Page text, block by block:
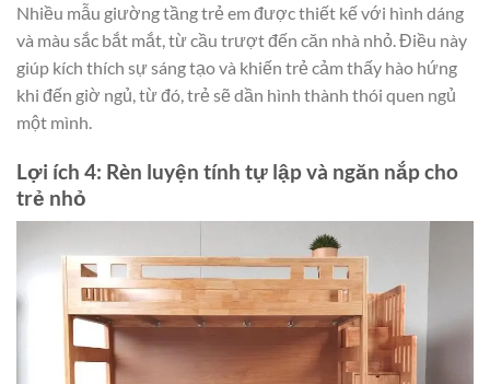
Nhiều mẫu giường tầng trẻ em được thiết kế với hình dáng
và màu sắc bắt mắt, từ cầu trượt đến căn nhà nhỏ. Điều này
giúp kích thích sự sáng tạo và khiến trẻ cảm thấy hào hứng
khi đến giờ ngủ, từ đó, trẻ sẽ dần hình thành thói quen ngủ
một mình.
Lợi ích 4: Rèn luyện tính tự lập và ngăn nắp cho
trẻ nhỏ